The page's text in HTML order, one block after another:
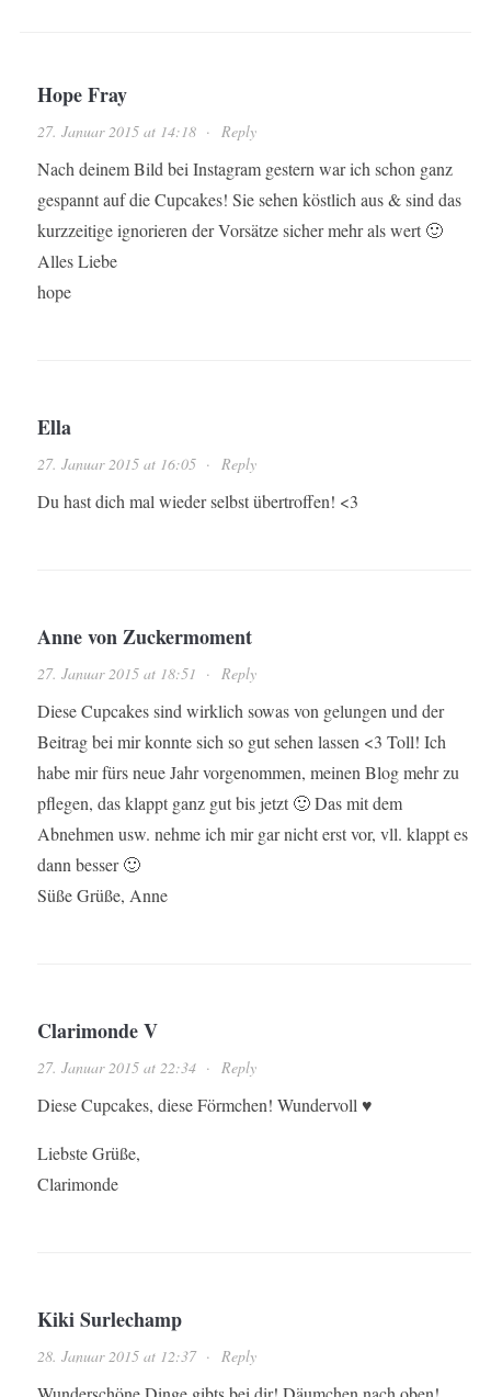
Hope Fray
27. Januar 2015 at 14:18· Reply
Nach deinem Bild bei Instagram gestern war ich schon ganz
gespannt auf die Cupcakes! Sie sehen köstlich aus & sind das
kurzzeitige ignorieren der Vorsätze sicher mehr als wert 🙂
Alles Liebe
hope
Ella
27. Januar 2015 at 16:05· Reply
Du hast dich mal wieder selbst übertroffen! <3
Anne von Zuckermoment
27. Januar 2015 at 18:51 · Reply
Diese Cupcakes sind wirklich sowas von gelungen und der
Beitrag bei mir konnte sich so gut sehen lassen <3 Toll! Ich
habe mir fürs neue Jahr vorgenommen, meinen Blog mehr zu
pflegen, das klappt ganz gut bis jetzt 🙂 Das mit dem
Abnehmen usw. nehme ich mir gar nicht erst vor, vll. klappt es
dann besser 🙂
Süße Grüße, Anne
Clarimonde V
27. Januar 2015 at 22:34· Reply
Diese Cupcakes, diese Förmchen! Wundervoll ♥
Liebste Grüße,
Clarimonde
Kiki Surlechamp
28. Januar 2015 at 12:37· Reply